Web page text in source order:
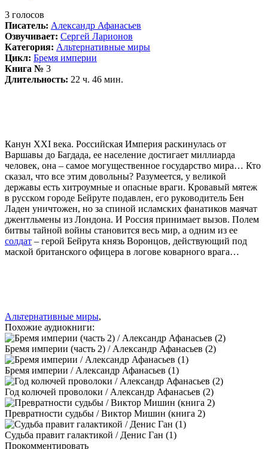
3 голосов
Писатель: Александр Афанасьев
Озвучивает: Сергей Ларионов
Категория: Альтернативные миры
Цикл: Бремя империи
Книга № 3
Длительность: 22 ч. 46 мин.
Канун XXI века. Российская Империя раскинулась от
Варшавы до Багдада, ее население достигает миллиарда
человек, она – самое могущественное государство мира… Кто
сказал, что все этим довольны? Разумеется, у великой
державы есть хитроумные и опасные враги. Кровавый мятеж
в русском городе Бейруте подавлен, его руководитель Бен
Ладен уничтожен, но за спиной исламских фанатиков маячат
джентльмены из Лондона. И Россия принимает вызов. Полем
битвы тайной войны становится весь мир, а одним из ее
солдат – герой Бейрута князь Воронцов, действующий под
маской британского офицера в логове коварного врага…
Альтернативные миры,
Похожие аудиокниги:
Бремя империи (часть 2) / Александр Афанасьев (2)
Бремя империи / Александр Афанасьев (1)
Год колючей проволоки / Александр Афанасьев (2)
Превратности судьбы / Виктор Мишин (книга 2)
Судьба правит галактикой / Денис Ган (1)
Прокомментировать